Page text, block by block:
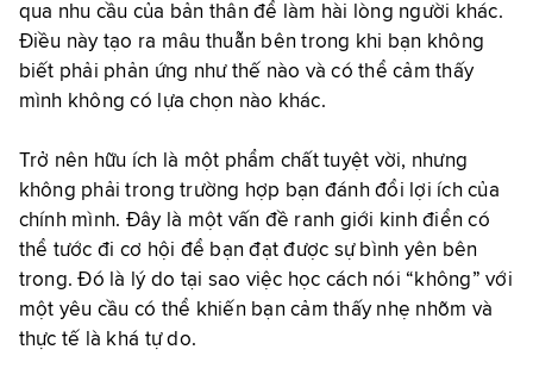
qua nhu cầu của bản thân để làm hài lòng người khác.
Điều này tạo ra mâu thuẫn bên trong khi bạn không
biết phải phản ứng như thế nào và có thể cảm thấy
mình không có lựa chọn nào khác.
Trở nên hữu ích là một phẩm chất tuyệt vời, nhưng
không phải trong trường hợp bạn đánh đổi lợi ích của
chính mình. Đây là một vấn đề ranh giới kinh điển có
thể tước đi cơ hội để bạn đạt được sự bình yên bên
trong. Đó là lý do tại sao việc học cách nói “không” với
một yêu cầu có thể khiến bạn cảm thấy nhẹ nhõm và
thực tế là khá tự do.